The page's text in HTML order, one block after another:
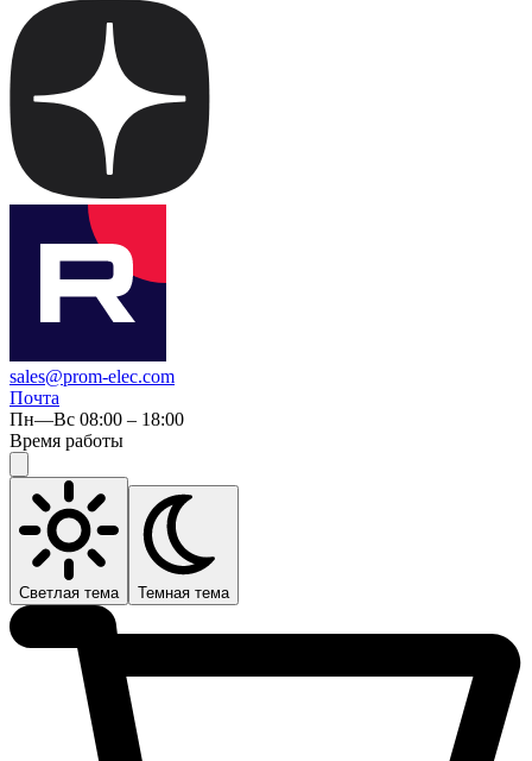
sales@prom-elec.com
Почта
Пн—Вс 08:00 – 18:00
Время работы
Светлая тема Темная тема